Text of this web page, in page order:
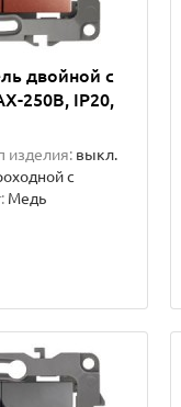
двойной с
250В, IP20,
изделия: выкл.
с
Медь